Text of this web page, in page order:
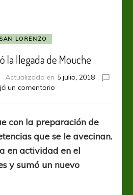
SAN LORENZO
la llegada de Mouche
Actualizado en 5 julio, 2018
un comentario
llegada
de
Mouche
con la preparación de
que se le avecinan.
en actividad en el
y sumó un nuevo